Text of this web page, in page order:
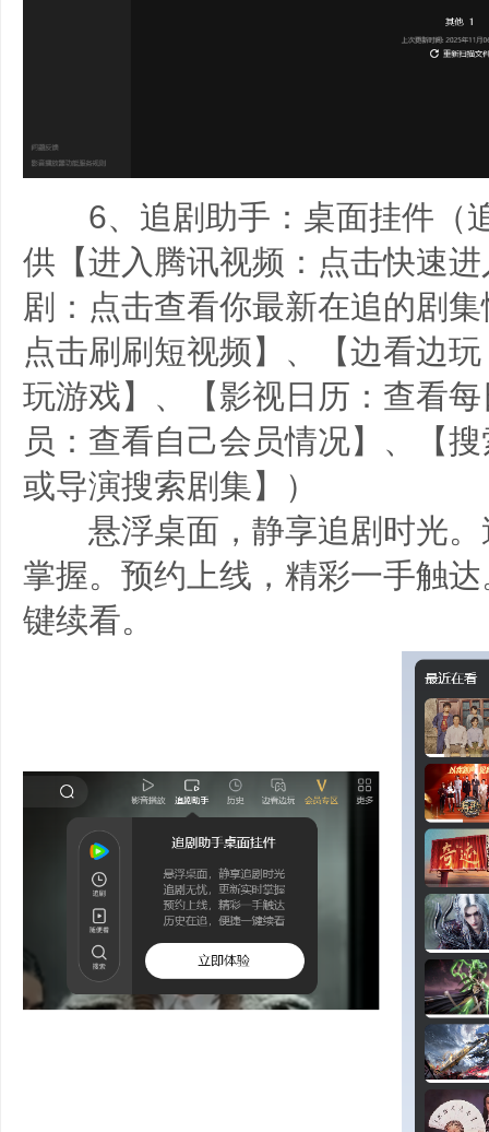
6、追剧助手：桌面挂件（
供【进入腾讯视频：点击快速
剧：点击查看你最新在追的剧
点击刷刷短视频】、【边看边
玩游戏】、【影视日历：查看
员：查看自己会员情况】、【
或导演搜索剧集】）
悬浮桌面，静享追剧时光。
掌握。预约上线，精彩一手触
键续看。